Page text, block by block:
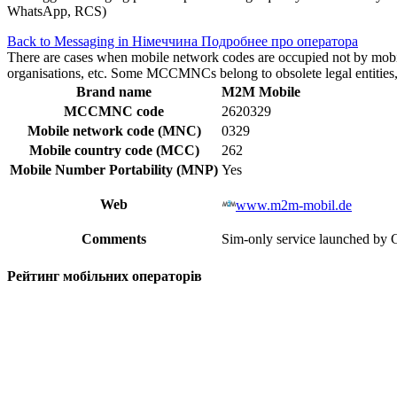
WhatsApp, RCS)
Back to Messaging in Німеччина Подробнее про оператора
There are cases when mobile network codes are occupied not by
organisations, etc. Some MCCMNCs belong to obsolete legal
Brand name
M2M Mobile
MCCMNC code
2620329
Mobile network code (MNC)
0329
Mobile country code (MCC)
262
Mobile Number Portability (MNP) Yes
Web www.m2m-mobil.de
Comments Sim-only service launched by
Рейтинг мобільних операторів